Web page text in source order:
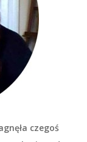
czegoś